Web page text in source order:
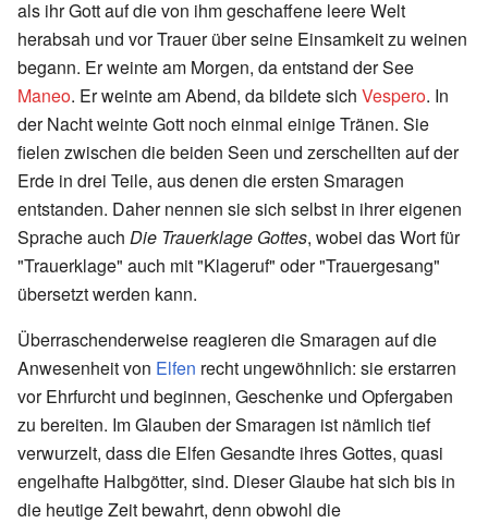
als ihr Gott auf die von ihm geschaffene leere Welt
herabsah und vor Trauer über seine Einsamkeit zu weinen
begann. Er weinte am Morgen, da entstand der See
Maneo. Er weinte am Abend, da bildete sich Vespero. In
der Nacht weinte Gott noch einmal einige Tränen. Sie
fielen zwischen die beiden Seen und zerschellten auf der
Erde in drei Teile, aus denen die ersten Smaragen
entstanden. Daher nennen sie sich selbst in ihrer eigenen
Sprache auch Die Trauerklage Gottes, wobei das Wort für
"Trauerklage" auch mit "Klageruf" oder "Trauergesang"
übersetzt werden kann.
Überraschenderweise reagieren die Smaragen auf die
Anwesenheit von Elfen recht ungewöhnlich: sie erstarren
vor Ehrfurcht und beginnen, Geschenke und Opfergaben
zu bereiten. Im Glauben der Smaragen ist nämlich tief
verwurzelt, dass die Elfen Gesandte ihres Gottes, quasi
engelhafte Halbgötter, sind. Dieser Glaube hat sich bis in
die heutige Zeit bewahrt, denn obwohl die